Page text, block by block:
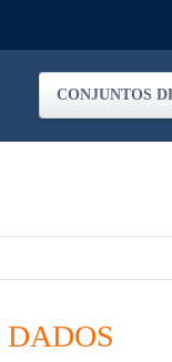
CONJUNTOS
DADOS